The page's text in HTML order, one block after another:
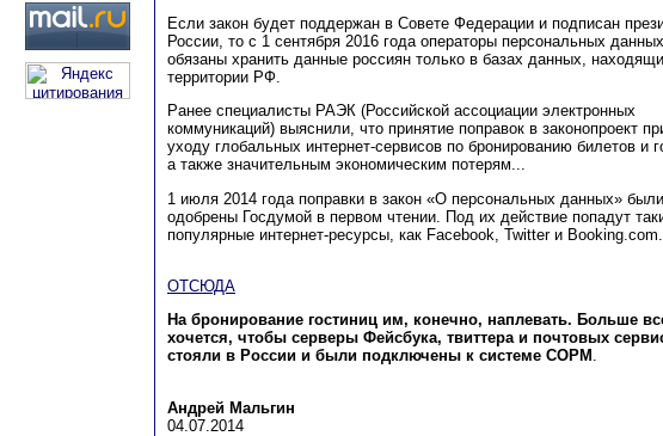
Если закон будет поддержан в Совете Федерации и подписан
России, то с 1 сентября 2016 года операторы персональных
обязаны хранить данные россиян только в базах данных,
территории РФ.
Ранее специалисты РАЭК (Российской ассоциации электронных
коммуникаций) выяснили, что принятие поправок в законопроект
уходу глобальных интернет-сервисов по бронированию билетов и
а также значительным экономическим потерям...
1 июля 2014 года поправки в закон «О персональных данных» были
одобрены Госдумой в первом чтении. Под их действие попадут
популярные интернет-ресурсы, как Facebook, Twitter и Booking.com.
ОТСЮДА
На бронирование гостиниц им, конечно, наплевать. Больше
хочется, чтобы серверы Фейсбука, твиттера и почтовых
стояли в России и были подключены к системе СОРМ .
Андрей Мальгин
04.07.2014